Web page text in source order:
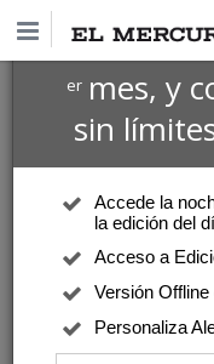
ermes, y
sin
Accede la
la edición del
Acceso a
Versión
Personaliza